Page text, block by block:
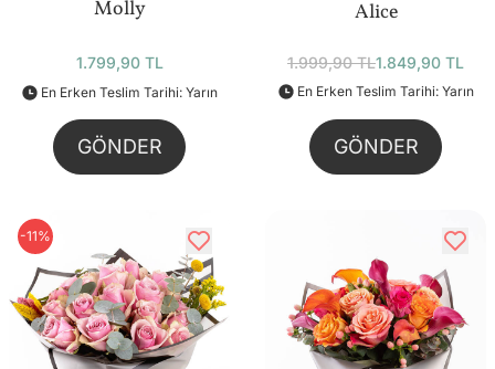
Molly
1.799,90 TL
En Erken Teslim Tarihi: Yarın
GÖNDER
Alice
1.999,90 TL1.849,90 TL
En Erken Teslim Tarihi: Yarın
GÖNDER
-11%